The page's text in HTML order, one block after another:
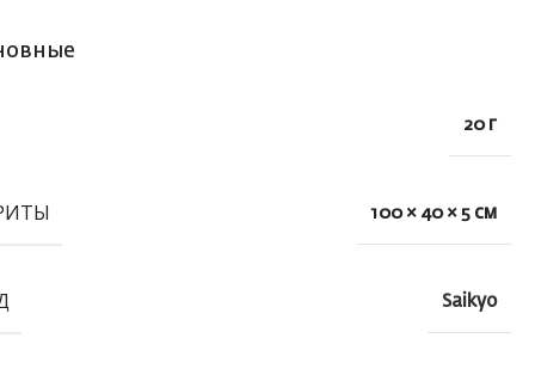
20 г
100 × 40 × 5 см
Saikyo